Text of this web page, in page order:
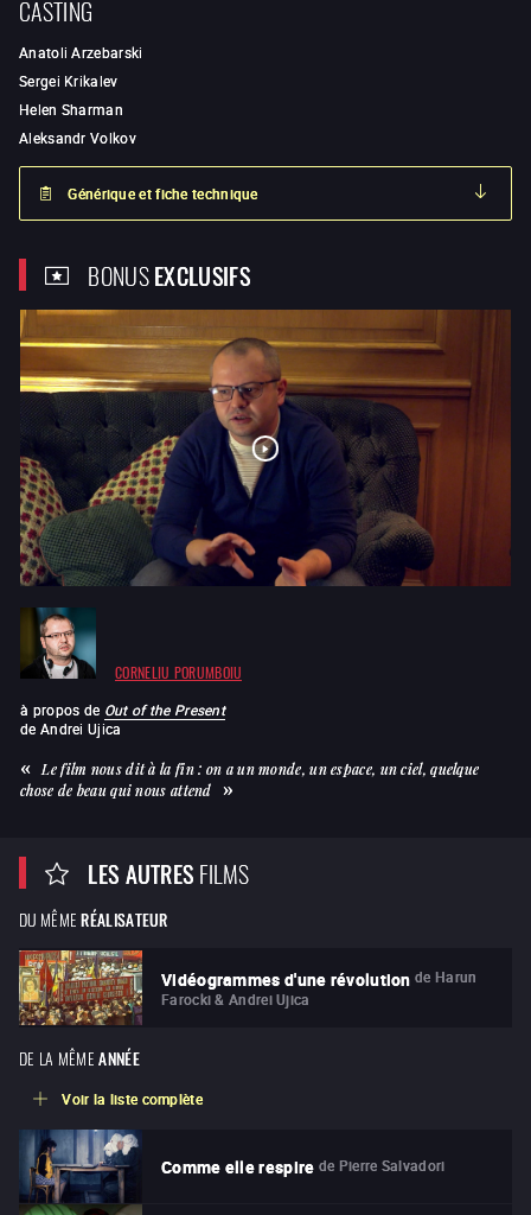
CASTING
Anatoli Arzebarski
Sergei Krikalev
Helen Sharman
Aleksandr Volkov
Générique et fiche technique
BONUSEXCLUSIFS
CORNELIU PORUMBOIU
à propos de Out of the Present
de Andrei Ujica
Le film nous dit à la fin : on a un monde, un espace, un ciel, quelque
chose de beau qui nous attend
LES AUTRESFILMS
DU MÊME RÉALISATEUR
Vidéogrammes d'une révolution de Harun
Farocki & Andrei Ujica
DE LA MÊME ANNÉE
Voir la liste complète
Comme elle respire de Pierre Salvadori